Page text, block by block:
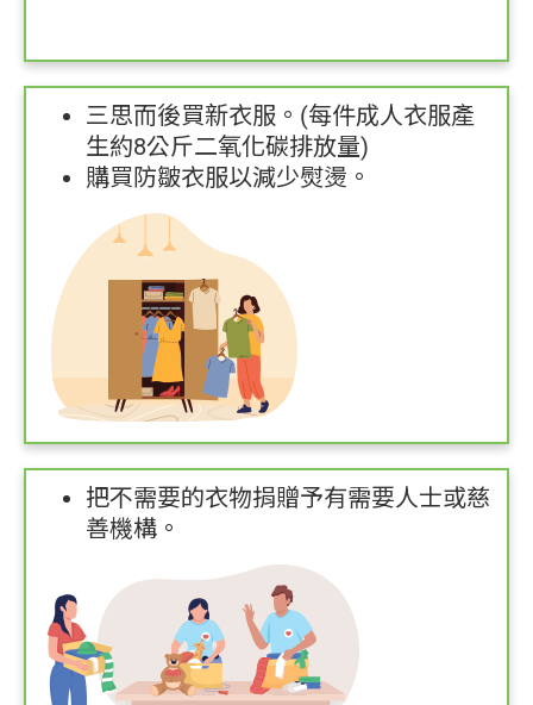
三思而後買新衣服。(每件成人衣服產
生約8公斤二氧化碳排放量)
購買防皺衣服以減少熨燙。
把不需要的衣物捐贈予有需要人士或慈
善機構。